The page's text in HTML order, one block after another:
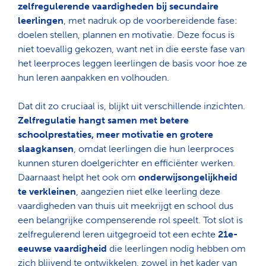
zelfregulerende vaardigheden bij secundaire
leerlingen, met nadruk op de voorbereidende fase:
doelen stellen, plannen en motivatie. Deze focus is
niet toevallig gekozen, want net in die eerste fase van
het leerproces leggen leerlingen de basis voor hoe ze
hun leren aanpakken en volhouden.
Dat dit zo cruciaal is, blijkt uit verschillende inzichten.
Zelfregulatie hangt samen met betere
schoolprestaties, meer motivatie en grotere
slaagkansen, omdat leerlingen die hun leerproces
kunnen sturen doelgerichter en efficiënter werken.
Daarnaast helpt het ook omonderwijsongelijkheid
te verkleinen, aangezien niet elke leerling deze
vaardigheden van thuis uit meekrijgt en school dus
een belangrijke compenserende rol speelt. Tot slot is
zelfregulerend leren uitgegroeid tot een echte21e-
eeuwse vaardigheid die leerlingen nodig hebben om
zich blijvend te ontwikkelen, zowel in het kader van